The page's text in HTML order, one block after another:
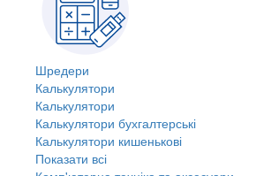
Шредери
Калькулятори
Калькулятори
Калькулятори бухгалтерські
Калькулятори кишенькові
Показати всі